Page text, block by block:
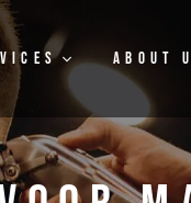
About